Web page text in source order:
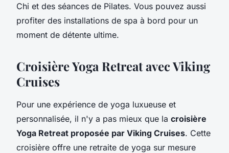
Chi et des séances de Pilates. Vous pouvez aussi
profiter des installations de spa à bord pour un
moment de détente ultime.
Croisière Yoga Retreat avec Viking
Cruises
Pour une expérience de yoga luxueuse et
personnalisée, il n'y a pas mieux que la croisière
Yoga Retreat proposée par Viking Cruises. Cette
croisière offre une retraite de yoga sur mesure